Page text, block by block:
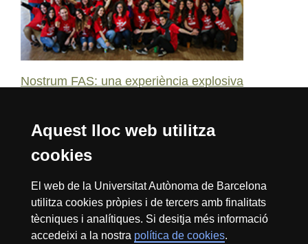
Aquest lloc web utilitza
cookies
El web de la Universitat Autònoma de Barcelona
utilitza cookies pròpies i de tercers amb finalitats
tècniques i analítiques. Si desitja més informació
accedeixi a la nostra política de cookies.
Nostrum FAS: una experiència explosiva
2 3 4 5 7 9 10
HR